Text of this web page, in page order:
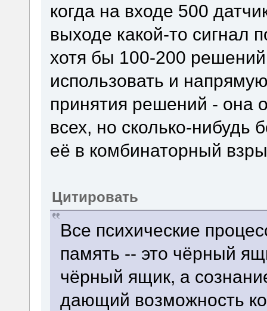
когда на входе 500
выходе какой-то сигнал
хотя бы 100-200
использовать и
принятия решений - она
всех, но сколько-нибудь
её в комбинаторный
Цитировать
Все психические
память -- это чёрный
чёрный ящик, а
дающий возможность